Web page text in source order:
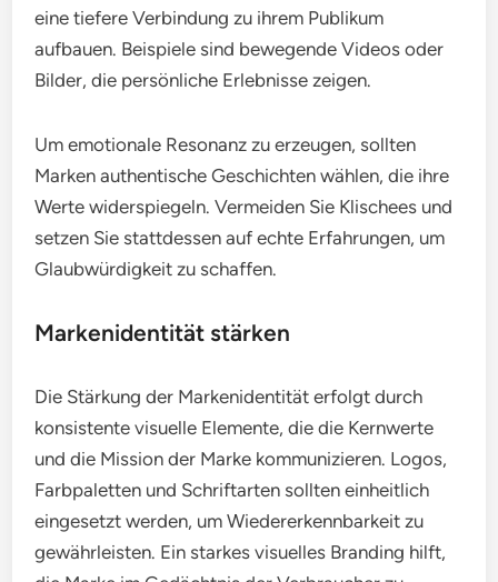
eine tiefere Verbindung zu ihrem Publikum
aufbauen. Beispiele sind bewegende Videos oder
Bilder, die persönliche Erlebnisse zeigen.
Um emotionale Resonanz zu erzeugen, sollten
Marken authentische Geschichten wählen, die ihre
Werte widerspiegeln. Vermeiden Sie Klischees und
setzen Sie stattdessen auf echte Erfahrungen, um
Glaubwürdigkeit zu schaffen.
Markenidentität stärken
Die Stärkung der Markenidentität erfolgt durch
konsistente visuelle Elemente, die die Kernwerte
und die Mission der Marke kommunizieren. Logos,
Farbpaletten und Schriftarten sollten einheitlich
eingesetzt werden, um Wiedererkennbarkeit zu
gewährleisten. Ein starkes visuelles Branding hilft,